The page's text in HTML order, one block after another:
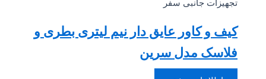
تجهیزات جانبی سفر
کیف و کاور عایق دار نیم لیتری بطری و
فلاسک مدل سرین